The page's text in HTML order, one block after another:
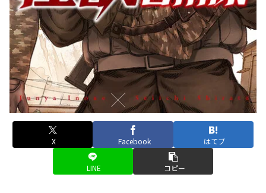
X Facebook はてブ
LINE コピー